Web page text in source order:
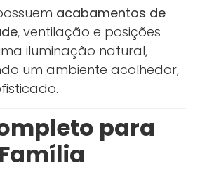
acabamentos de
, ventilação e posições
iluminação natural,
um ambiente acolhedor,
para